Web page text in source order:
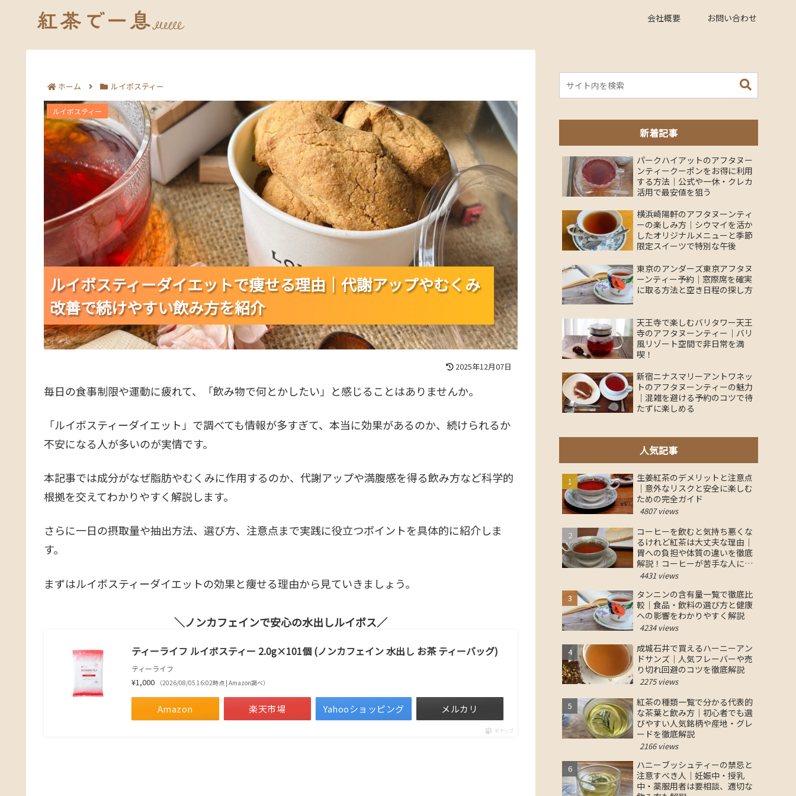
会社概要 お問い合わせ
ホーム ルイボスティー
ルイボスティーダイエットで痩せる理由｜代謝アップやむくみ改善で続けやすい飲み方を紹介
ルイボスティーダイエットで痩せる理由｜代謝アップやむくみ
改善で続けやすい飲み方を紹介
ルイボスティーダイエットで痩せる理由｜代謝アップやむくみ
改善で続けやすい飲み方を紹介
ルイボスティーダイエットで痩せる理由｜代謝アップやむくみ
改善で続けやすい飲み方を紹介
ルイボスティー
2025年12月07日
毎日の食事制限や運動に疲れて、「飲み物で何とかしたい」と感じることはありませんか。
「ルイボスティーダイエット」で調べても情報が多すぎて、本当に効果があるのか、続けられるか
不安になる人が多いのが実情です。
本記事では成分がなぜ脂肪やむくみに作用するのか、代謝アップや満腹感を得る飲み方など科学的
根拠を交えてわかりやすく解説します。
さらに一日の摂取量や抽出方法、選び方、注意点まで実践に役立つポイントを具体的に紹介しま
す。
まずはルイボスティーダイエットの効果と痩せる理由から見ていきましょう。
ノンカフェインで安心の水出しルイボス
ティーライフ ルイボスティー 2.0g×101個 (ノンカフェイン 水出し お茶 ティーバッグ)
ティーライフ
¥1,000 （2026/08/05 16:02時点 | Amazon調べ）
Amazon 楽天市場 Yahooショッピング メルカリ
ポチップ
新着記事
パークハイアットのアフタヌー
ンティークーポンをお得に利用
する方法｜公式や一休・クレカ
活用で最安値を狙う
横浜崎陽軒のアフタヌーンティ
ーの楽しみ方｜シウマイを活か
したオリジナルメニューと季節
限定スイーツで特別な午後
東京のアンダーズ東京アフタヌ
ーンティー予約｜窓際席を確実
に取る方法と空き日程の探し方
天王寺で楽しむバリタワー天王
寺のアフタヌーンティー｜バリ
風リゾート空間で非日常を満
喫！
新宿ニナスマリーアントワネッ
トのアフタヌーンティーの魅力
｜混雑を避ける予約のコツで待
たずに楽しめる
人気記事
生姜紅茶のデメリットと注意点
｜意外なリスクと安全に楽しむ
ための完全ガイド
4807 views
コーヒーを飲むと気持ち悪くな
るけれど紅茶は大丈夫な理由｜
胃への負担や体質の違いを徹底
解説！コーヒーが苦手な人にお
すすめの紅茶の選び方と対策
4431 views
タンニンの含有量一覧で徹底比
較｜食品・飲料の選び方と健康
への影響をわかりやすく解説
4234 views
成城石井で買えるハーニーアン
ドサンズ｜人気フレーバーや売
り切れ回避のコツを徹底解説
2275 views
紅茶の種類一覧で分かる代表的
な茶葉と飲み方｜初心者でも選
びやすい人気銘柄や産地・グレ
ードを徹底解説
2166 views
ハニーブッシュティーの禁忌と
注意すべき人｜妊娠中・授乳
中・薬服用者は要相談、適切な